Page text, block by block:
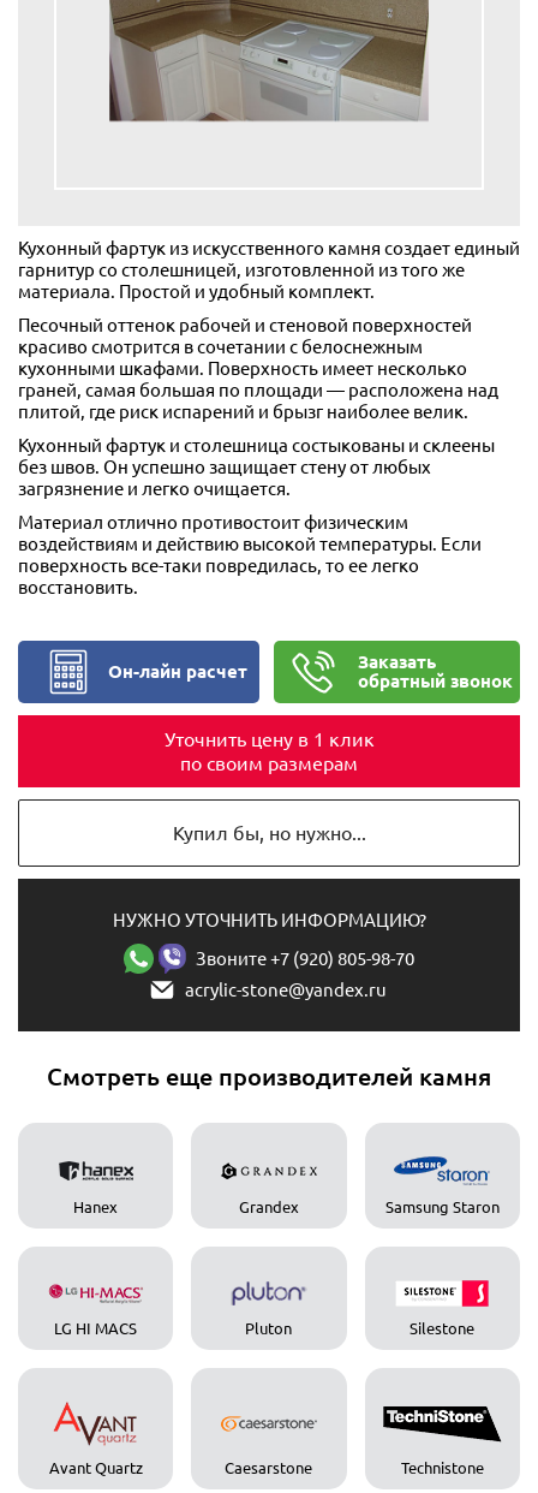
Кухонный фартук из искусственного камня создает единый
гарнитур со столешницей, изготовленной из того же
материала. Простой и удобный комплект.
Песочный оттенок рабочей и стеновой поверхностей
красиво смотрится в сочетании с белоснежным
кухонными шкафами. Поверхность имеет несколько
граней, самая большая по площади — расположена над
плитой, где риск испарений и брызг наиболее велик.
Кухонный фартук и столешница состыкованы и склеены
без швов. Он успешно защищает стену от любых
загрязнение и легко очищается.
Материал отлично противостоит физическим
воздействиям и действию высокой температуры. Если
поверхность все-таки повредилась, то ее легко
восстановить.
Он-лайн расчет
Заказать
обратный звонок
Уточнить цену в 1 клик
по своим размерам
Купил бы, но нужно...
НУЖНО УТОЧНИТЬ ИНФОРМАЦИЮ?
Звоните +7 (920) 805-98-70
acrylic-stone@yandex.ru
Смотреть еще производителей камня
Hanex Grandex Samsung Staron
LG HI MACS Pluton Silestone
Avant Quartz Caesarstone Technistone